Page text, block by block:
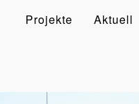
Projekte Aktuell